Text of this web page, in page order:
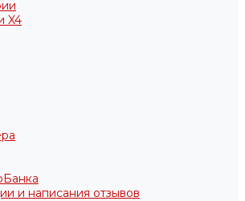
X4
и написания отзывов